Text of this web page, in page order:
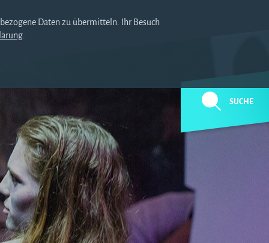
Daten zu übermitteln. Ihr Besuch
SUCHE